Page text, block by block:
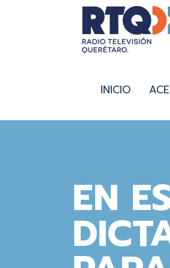
INICIO
EN